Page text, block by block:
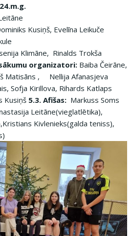
Kusiņš, Evelīna Leikuče
Klimāne, Rinalds Trokša
organizatori: Baiba Čeirāne,
, Nellija Afanasjeva
Sofja Kirillova, Rihards Katlaps
Kusiņš 5.3. Afišas: Markuss Soms
Leitāne(vieglatlētika),
Kivlenieks(galda teniss),